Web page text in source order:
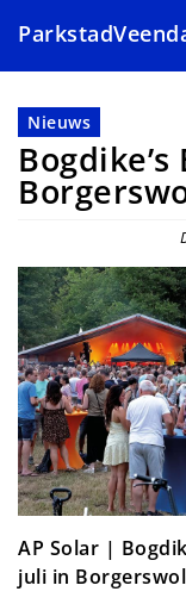
en
naar
de
inhoud
Nieuws
AP Solar |
juli in